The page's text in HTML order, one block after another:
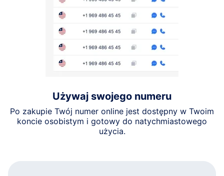
Używaj swojego numeru
Po zakupie Twój numer online jest dostępny w Twoim
koncie osobistym i gotowy do natychmiastowego
użycia.